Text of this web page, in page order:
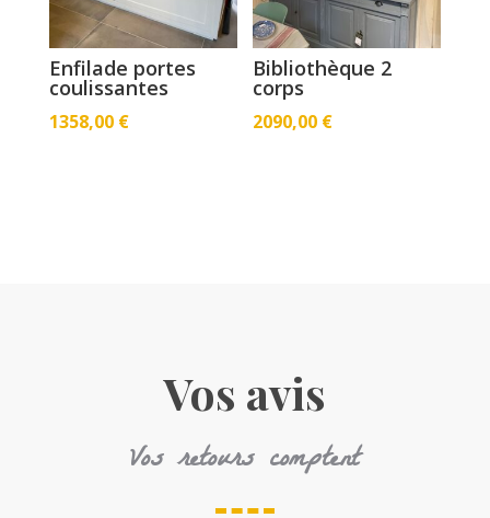
Enfilade portes
coulissantes
1358,00 €
Bibliothèque 2
corps
2090,00 €
Vos avis
Vos retours comptent